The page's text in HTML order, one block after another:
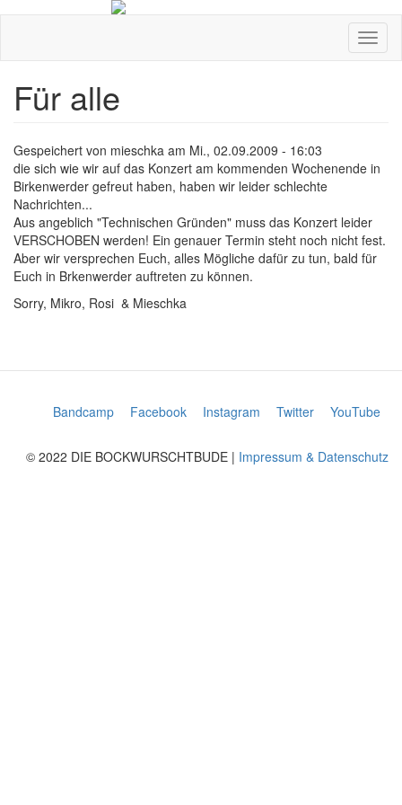
Für alle
Gespeichert von mieschka am Mi., 02.09.2009 - 16:03
die sich wie wir auf das Konzert am kommenden Wochenende in
Birkenwerder gefreut haben, haben wir leider schlechte
Nachrichten...
Aus angeblich "Technischen Gründen" muss das Konzert leider
VERSCHOBEN werden! Ein genauer Termin steht noch nicht fest.
Aber wir versprechen Euch, alles Mögliche dafür zu tun, bald für
Euch in Brkenwerder auftreten zu können.
Sorry, Mikro, Rosi & Mieschka
Bandcamp Facebook Instagram Twitter YouTube
© 2022 DIE BOCKWURSCHTBUDE | Impressum & Datenschutz